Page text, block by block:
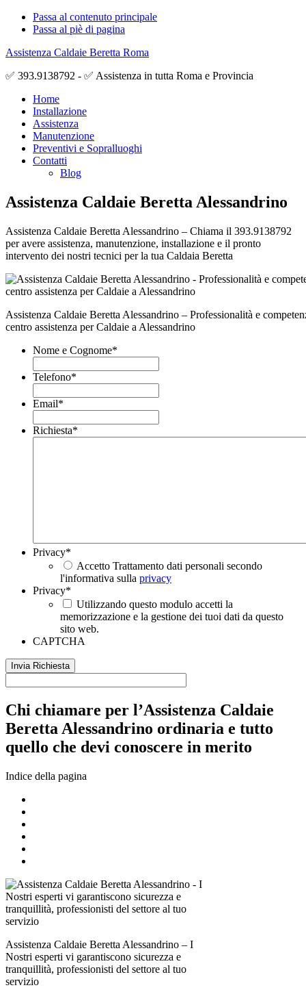
Passa al contenuto principale
Passa al piè di pagina
Assistenza Caldaie Beretta Roma
✅ 393.9138792 - ✅ Assistenza in tutta Roma e Provincia
Home
Installazione
Assistenza
Manutenzione
Preventivi e Sopralluoghi
Contatti
Blog
Assistenza Caldaie Beretta Alessandrino
Assistenza Caldaie Beretta Alessandrino – Chiama il 393.9138792
per avere assistenza, manutenzione, installazione e il pronto
intervento dei nostri tecnici per la tua Caldaia Beretta
Assistenza Caldaie Beretta Alessandrino – Professionalità e
centro assistenza per Caldaie a Alessandrino
Nome e Cognome*
Telefono*
Email*
Richiesta*
Privacy*
Accetto Trattamento dati personali secondo
l'informativa sulla privacy
Privacy*
Utilizzando questo modulo accetti la
memorizzazione e la gestione dei tuoi dati da questo
sito web.
CAPTCHA
Chi chiamare per l’Assistenza Caldaie
Beretta Alessandrino ordinaria e tutto
quello che devi conoscere in merito
Indice della pagina
Assistenza Caldaie Beretta Alessandrino – I
Nostri esperti vi garantiscono sicurezza e
tranquillità, professionisti del settore al tuo
servizio